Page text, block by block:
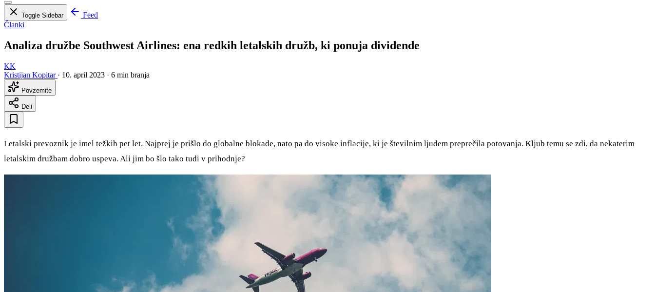
Toggle Sidebar
Feed
Članki
Analiza družbe Southwest Airlines: ena redkih letalskih družb, ki ponuja dividende
KK
Kristijan Kopitar · 10. april 2023 · 6 min branja
Povzemite
Deli
Letalski prevoznik je imel težkih pet let. Najprej je prišlo do globalne blokade, nato pa do visoke inflacije, ki je številnim ljudem preprečila potovanja. Kljub temu se zdi, da nekaterim
letalskim družbam dobro uspeva. Ali jim bo šlo tako tudi v prihodnje?